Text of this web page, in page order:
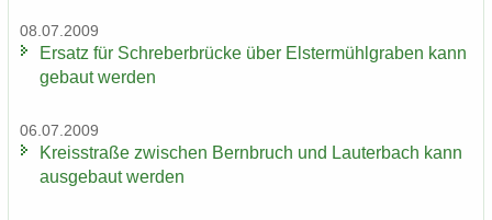
08.07.2009
Er­satz für Schre­ber­brü­cke über Els­ter­mühl­gra­ben kann
ge­baut wer­den
06.07.2009
Kreis­stra­ße zwi­schen Bern­bruch und Lau­ter­bach kann
aus­ge­baut wer­den